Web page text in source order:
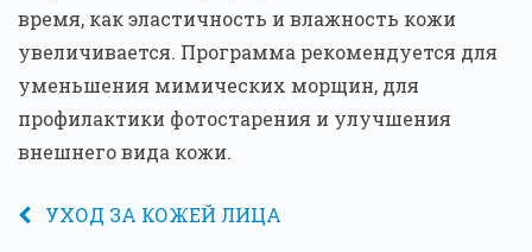
время, как эластичность и влажность кожи
увеличивается. Программа рекомендуется для
уменьшения мимических морщин, для
профилактики фотостарения и улучшения
внешнего вида кожи.
УХОД ЗА КОЖЕЙ ЛИЦА